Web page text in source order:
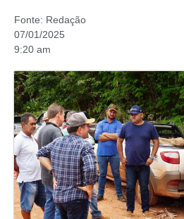
Fonte: Redação
07/01/2025
9:20 am